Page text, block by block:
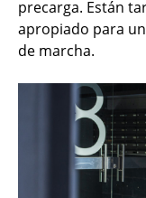
precarga. Están
apropiado para
de marcha.